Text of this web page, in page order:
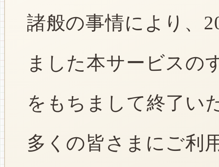
諸般の事情により、
ました本サービスの
をもちまして終了い
多くの皆さまにご利